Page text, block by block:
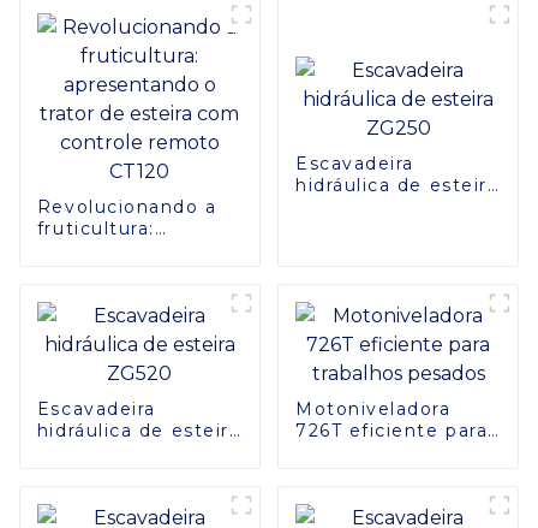
Revolucionando a
fruticultura:
remoto CT120
Escavadeira
hidráulica de esteira
Escavadeira
hidráulica de esteira
Motoniveladora
726T eficiente para